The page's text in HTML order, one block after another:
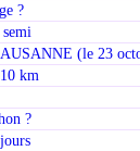
?
(le 23
km
?